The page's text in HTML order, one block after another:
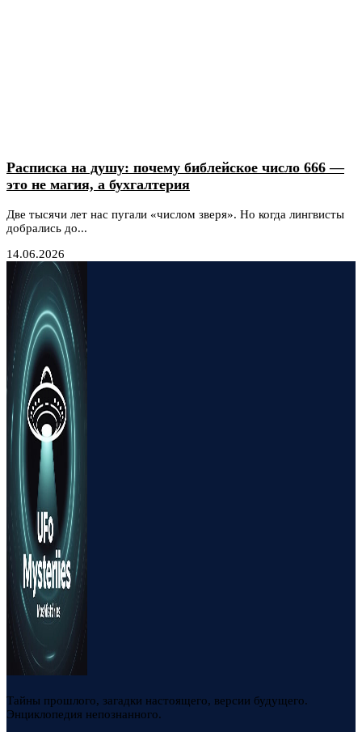
Расписка на душу: почему библейское число 666 —
это не магия, а бухгалтерия
Две тысячи лет нас пугали «числом зверя». Но когда лингвисты
добрались до...
14.06.2026
Тайны прошлого, загадки настоящего, версии будущего.
Энциклопедия непознанного.